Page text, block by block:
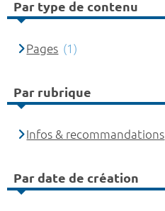
Par type de contenu
Pages (1)
Par rubrique
Infos & recommandations
Par date de création